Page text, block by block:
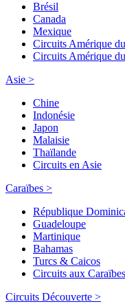
Brésil
Canada
Mexique
Circuits Amérique
Circuits Amérique
Asie >
Chine
Indonésie
Japon
Malaisie
Thaïlande
Circuits en Asie
Caraïbes >
République
Guadeloupe
Martinique
Bahamas
Turcs & Caicos
Circuits aux Caraïbes
Circuits Découverte >